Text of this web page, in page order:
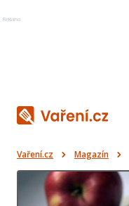
Reklama
Vaření.cz Magazín